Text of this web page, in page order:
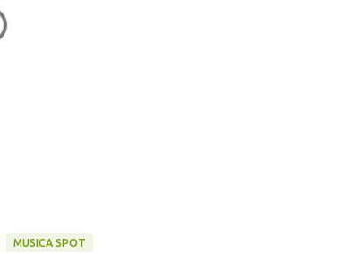
MUSICA SPOT